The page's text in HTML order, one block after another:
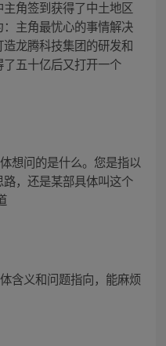
角签到获得了中土地区
主角最忧心的事情解决
龙腾科技集团的研发和
五十亿后又打开一个
想问的是什么。您是指以
，还是某部具体叫这个
含义和问题指向，能麻烦